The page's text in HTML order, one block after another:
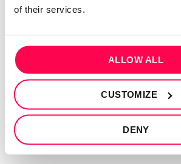
of their services.
ALLOW ALL
CUSTOMIZE
DENY
Conta cliente
INFORMAÇÕES
Política de privacidade
Termos e condições